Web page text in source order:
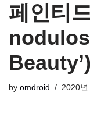
페인티
Beauty’)
by omdroid 2020년